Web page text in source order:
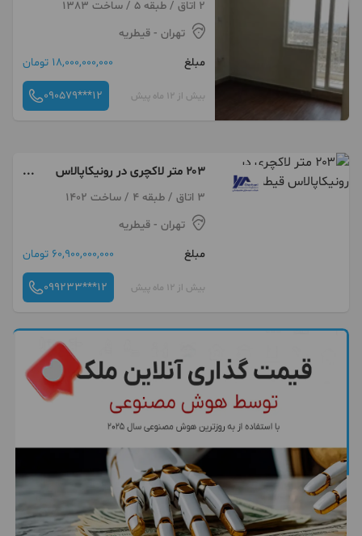
2 اتاق / طبقه 5 / ساخت 1383
تهران - قیطریه
مبلغ
18,000,000,000 تومان
بیش از 12 ماه پیش 090579***12
۲۰۳ متر لاکچری در رونیکاپالاس
قیطریه
3 اتاق / طبقه 4 / ساخت 1402
تهران - قیطریه
مبلغ
60,900,000,000 تومان
بیش از 12 ماه پیش 099233***12